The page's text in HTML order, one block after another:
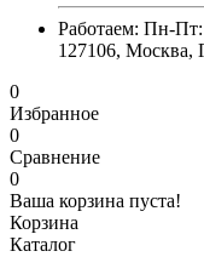
Работаем: Пн-
127106, Москва,
0
Избранное
0
Сравнение
0
Ваша корзина пуста!
Корзина
Каталог